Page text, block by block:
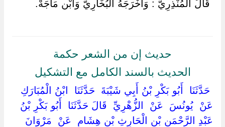
‏ ‏قَالَ الْمُنْذِرِيُّ : وَأَخْرَجَهُ الْبُخَارِيّ وَابْن مَاجَهْ.
حديث إن من الشعر حكمة
الحديث بالسند الكامل مع التشكيل
‏ ‏حَدَّثَنَا ‏ ‏أَبُو بَكْرِ بْنُ أَبِي شَيْبَةَ ‏ ‏حَدَّثَنَا ‏ ‏ابْنُ الْمُبَارَكِ ‏
‏عَنْ ‏ ‏يُونُسَ ‏ ‏عَنْ ‏ ‏الزُّهْرِيِّ ‏ ‏قَالَ حَدَّثَنَا ‏ ‏أَبُو بَكْرِ بْنُ
عَبْدِ الرَّحْمَنِ بْنِ الْحَارِثِ بْنِ هِشَامٍ ‏ ‏عَنْ ‏ ‏مَرْوَانَ